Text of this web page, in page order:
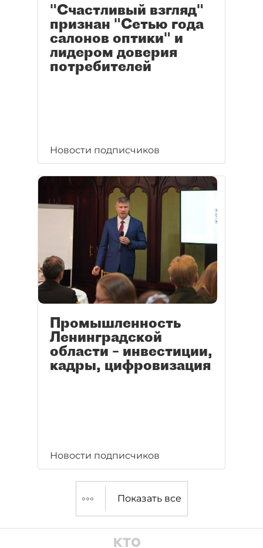
"Счастливый взгляд"
признан "Сетью года
салонов оптики" и
лидером доверия
потребителей
Новости подписчиков
Промышленность
Ленинградской
области – инвестиции,
кадры, цифровизация
Новости подписчиков
Показать все